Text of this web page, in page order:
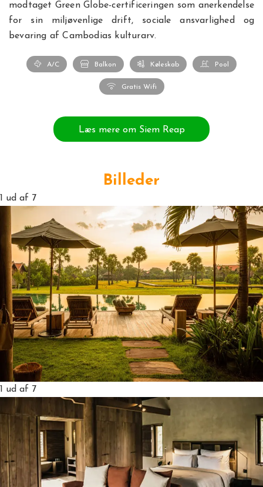
modtaget Green Globe-certificeringen som anerkendelse
for sin miljøvenlige drift, sociale ansvarlighed og
bevaring af Cambodias kulturarv.
A/C Balkon Køleskab Pool
Gratis Wifi
Læs mere om Siem Reap
Billeder
1 ud af 7
1 ud af 7